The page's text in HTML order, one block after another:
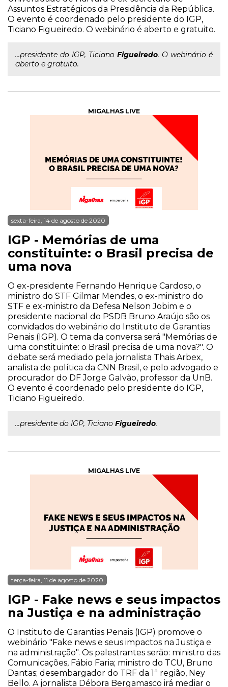
Assuntos Estratégicos da Presidência da República.
O evento é coordenado pelo presidente do IGP,
Ticiano Figueiredo. O webinário é aberto e gratuito.
...presidente do IGP, Ticiano Figueiredo. O webinário é
aberto e gratuito.
MIGALHAS LIVE
sexta-feira, 14 de agosto de 2020
IGP - Memórias de uma
constituinte: o Brasil precisa de
uma nova
O ex-presidente Fernando Henrique Cardoso, o
ministro do STF Gilmar Mendes, o ex-ministro do
STF e ex-ministro da Defesa Nelson Jobim e o
presidente nacional do PSDB Bruno Araújo são os
convidados do webinário do Instituto de Garantias
Penais (IGP). O tema da conversa será "Memórias de
uma constituinte: o Brasil precisa de uma nova?". O
debate será mediado pela jornalista Thais Arbex,
analista de política da CNN Brasil, e pelo advogado e
procurador do DF Jorge Galvão, professor da UnB.
O evento é coordenado pelo presidente do IGP,
Ticiano Figueiredo.
...presidente do IGP, Ticiano Figueiredo.
MIGALHAS LIVE
terça-feira, 11 de agosto de 2020
IGP - Fake news e seus impactos
na Justiça e na administração
O Instituto de Garantias Penais (IGP) promove o
webinário "Fake news e seus impactos na Justiça e
na administração". Os palestrantes serão: ministro das
Comunicações, Fábio Faria; ministro do TCU, Bruno
Dantas; desembargador do TRF da 1ª região, Ney
Bello. A jornalista Débora Bergamasco irá mediar o